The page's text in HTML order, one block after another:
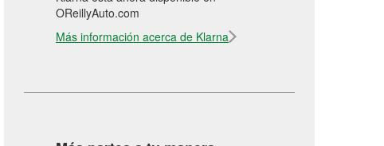
OReillyAuto.com
Más información acerca de Klarna